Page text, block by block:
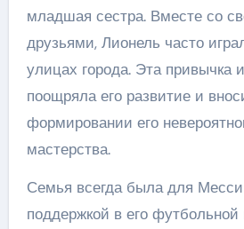
младшая сестра. Вместе со
друзьями, Лионель часто
улицах города. Эта привычка
поощряла его развитие и
формировании его
мастерства.
Семья всегда была для
поддержкой в его футбольной